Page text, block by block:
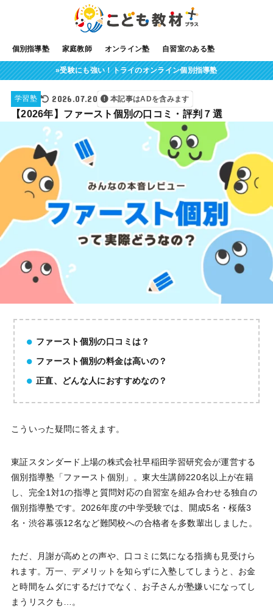
個別指導塾 家庭教師 オンライン塾 自習室のある塾
»受験にも強い！トライのオンライン個別指導塾
学習塾 2026.07.20 本記事はADを含みます
【2026年】ファースト個別の口コミ・評判７選
ファースト個別の口コミは？
ファースト個別の料金は高いの？
正直、どんな人におすすめなの？
こういった疑問に答えます。
東証スタンダード上場の株式会社早稲田学習研究会が運営する
個別指導塾「ファースト個別」。東大生講師220名以上が在籍
し、完全1対1の指導と質問対応の自習室を組み合わせる独自の
個別指導塾です。2026年度の中学受験では、開成5名・桜蔭3
名・渋谷幕張12名など難関校への合格者を多数輩出しました。
ただ、月謝が高めとの声や、口コミに気になる指摘も見受けら
れます。万一、デメリットを知らずに入塾してしまうと、お金
と時間をムダにするだけでなく、お子さんが塾嫌いになってし
まうリスクも…。